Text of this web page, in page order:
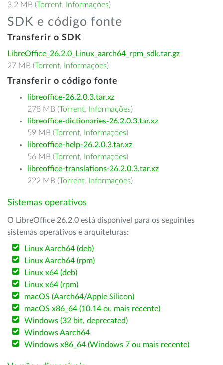
3.2 MB (Torrent, Informações)
SDK e código fonte
Transferir o SDK
LibreOffice_26.2.0_Linux_aarch64_rpm_sdk.tar.gz
27 MB (Torrent, Informações)
Transferir o código fonte
libreoffice-26.2.0.3.tar.xz
278 MB (Torrent, Informações)
libreoffice-dictionaries-26.2.0.3.tar.xz
59 MB (Torrent, Informações)
libreoffice-help-26.2.0.3.tar.xz
56 MB (Torrent, Informações)
libreoffice-translations-26.2.0.3.tar.xz
222 MB (Torrent, Informações)
Sistemas operativos
O LibreOffice 26.2.0 está disponível para os seguintes
sistemas operativos e arquiteturas:
Linux Aarch64 (deb)
Linux Aarch64 (rpm)
Linux x64 (deb)
Linux x64 (rpm)
macOS (Aarch64/Apple Silicon)
macOS x86_64 (10.14 ou mais recente)
Windows (32 bit, deprecated)
Windows Aarch64
Windows x86_64 (Windows 7 ou mais recente)